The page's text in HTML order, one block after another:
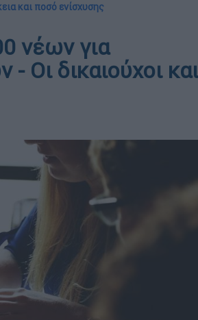
και ποσό ενίσχυσης
νέων για
Οι δικαιούχοι και